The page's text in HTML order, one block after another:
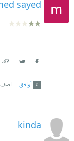
sayed
أوافق اضف
kinda